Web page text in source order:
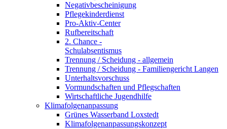
Negativbescheinigung
Pflegekinderdienst
Pro-Aktiv-Center
Rufbereitschaft
2. Chance -
Schulabsentismus
Trennung / Scheidung - allgemein
Trennung / Scheidung - Familiengericht Langen
Unterhaltsvorschuss
Vormundschaften und Pflegschaften
Wirtschaftliche Jugendhilfe
Klimafolgenanpassung
Grünes Wasserband Loxstedt
Klimafolgenanpassungskonzept